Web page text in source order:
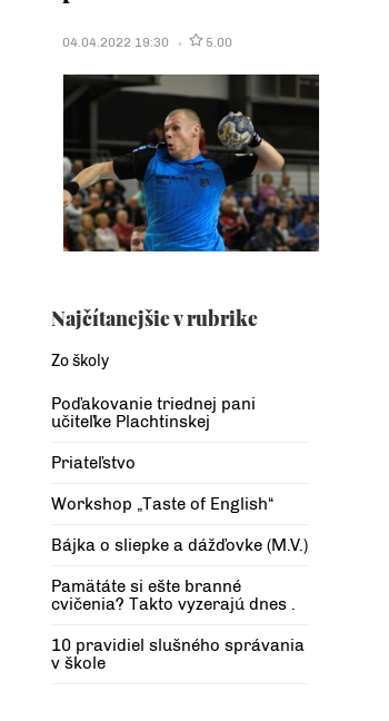
04.04.2022 19:30 5.00
Najčítanejšie v rubrike
Zo školy
Poďakovanie triednej pani
učiteľke Plachtinskej
Priateľstvo
Workshop „Taste of English“
Bájka o sliepke a dážďovke (M.V.)
Pamätáte si ešte branné
cvičenia? Takto vyzerajú dnes .
10 pravidiel slušného správania
v škole